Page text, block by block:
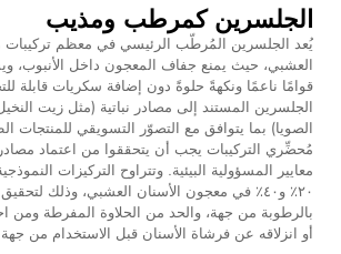
الجلسرين كمرطب ومذيب
يُعد الجلسرين المُرطّب الرئيسي في معظم تركيبات
العشبي، حيث يمنع جفاف المعجون داخل الأنبوب،
قوامًا ناعمًا ونكهةً حلوةً دون إضافة سكريات قابلة
الجلسرين المستند إلى مصادر نباتية (مثل زيت
الصويا) بما يتوافق مع التصوّر التسويقي للمنتجات
مُحضِّري التركيبات يجب أن يتحققوا من اعتماد مصادر
معايير المسؤولية البيئية. وتتراوح التركيزات
٢٠٪ و٤٠٪ في معجون الأسنان العشبي، وذلك
بالرطوبة من جهة، والحد من الحلاوة المفرطة ومن
أو انزلاقه عن فرشاة الأسنان قبل الاستخدام من